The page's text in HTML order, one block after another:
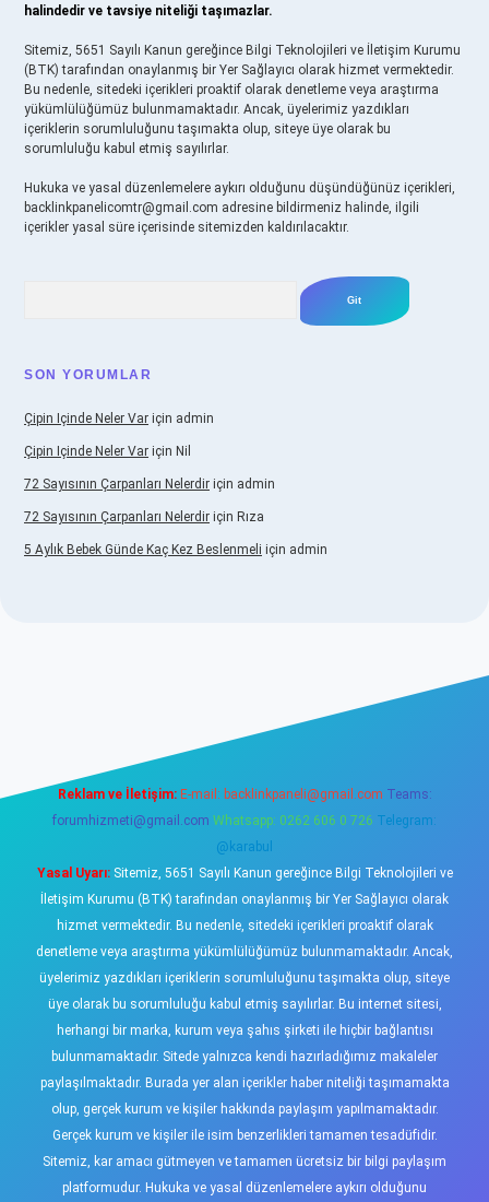
halindedir ve tavsiye niteliği taşımazlar.
Sitemiz, 5651 Sayılı Kanun gereğince Bilgi Teknolojileri ve İletişim Kurumu
(BTK) tarafından onaylanmış bir Yer Sağlayıcı olarak hizmet vermektedir.
Bu nedenle, sitedeki içerikleri proaktif olarak denetleme veya araştırma
yükümlülüğümüz bulunmamaktadır. Ancak, üyelerimiz yazdıkları
içeriklerin sorumluluğunu taşımakta olup, siteye üye olarak bu
sorumluluğu kabul etmiş sayılırlar.
Hukuka ve yasal düzenlemelere aykırı olduğunu düşündüğünüz içerikleri,
backlinkpanelicomtr@gmail.com adresine bildirmeniz halinde, ilgili
içerikler yasal süre içerisinde sitemizden kaldırılacaktır.
SON YORUMLAR
Çipin Içinde Neler Var için admin
Çipin Içinde Neler Var için Nil
72 Sayısının Çarpanları Nelerdir için admin
72 Sayısının Çarpanları Nelerdir için Rıza
5 Aylık Bebek Günde Kaç Kez Beslenmeli için admin
Reklam ve İletişim: E-mail: backlinkpaneli@gmail.com Teams:
forumhizmeti@gmail.com Whatsapp: 0262 606 0 726 Telegram:
@karabul
Yasal Uyarı:Sitemiz, 5651 Sayılı Kanun gereğince Bilgi Teknolojileri ve
İletişim Kurumu (BTK) tarafından onaylanmış bir Yer Sağlayıcı olarak
hizmet vermektedir. Bu nedenle, sitedeki içerikleri proaktif olarak
denetleme veya araştırma yükümlülüğümüz bulunmamaktadır. Ancak,
üyelerimiz yazdıkları içeriklerin sorumluluğunu taşımakta olup, siteye
üye olarak bu sorumluluğu kabul etmiş sayılırlar. Bu internet sitesi,
herhangi bir marka, kurum veya şahıs şirketi ile hiçbir bağlantısı
bulunmamaktadır. Sitede yalnızca kendi hazırladığımız makaleler
paylaşılmaktadır. Burada yer alan içerikler haber niteliği taşımamakta
olup, gerçek kurum ve kişiler hakkında paylaşım yapılmamaktadır.
Gerçek kurum ve kişiler ile isim benzerlikleri tamamen tesadüfidir.
Sitemiz, kar amacı gütmeyen ve tamamen ücretsiz bir bilgi paylaşım
platformudur. Hukuka ve yasal düzenlemelere aykırı olduğunu